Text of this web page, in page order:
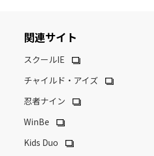
関連サイト
スクールIE
チャイルド・アイズ
忍者ナイン
WinBe
Kids Duo